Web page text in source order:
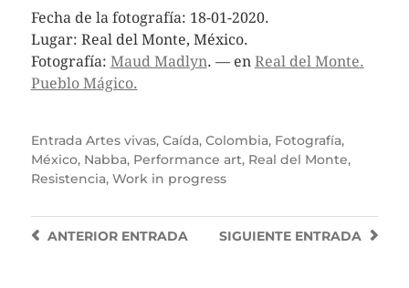
Fecha de la fotografía: 18-01-2020.
Lugar: Real del Monte, México.
Fotografía: Maud Madlyn. — en Real del Monte.
Pueblo Mágico.
Entrada Artes vivas, Caída, Colombia, Fotografía,
México, Nabba, Performance art, Real del Monte,
Resistencia, Work in progress
SIGUIENTE ENTRADA
ANTERIORENTRADA